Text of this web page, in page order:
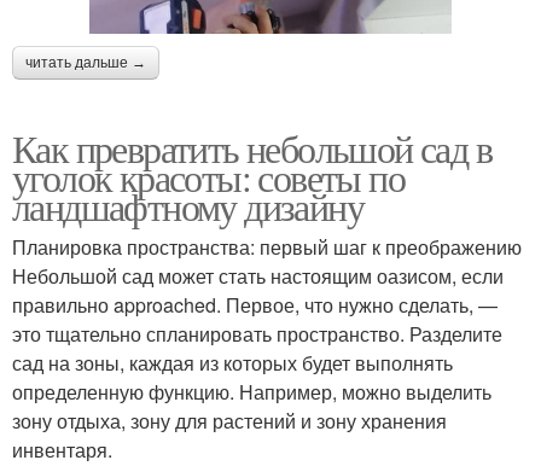
читать дальше →
Как превратить небольшой сад в
уголок красоты: советы по
ландшафтному дизайну
Планировка пространства: первый шаг к преображению
Небольшой сад может стать настоящим оазисом, если
правильно approached. Первое, что нужно сделать, —
это тщательно спланировать пространство. Разделите
сад на зоны, каждая из которых будет выполнять
определенную функцию. Например, можно выделить
зону отдыха, зону для растений и зону хранения
инвентаря.